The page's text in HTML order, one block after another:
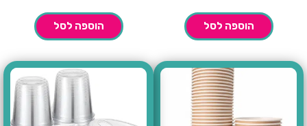
הוספה לסל הוספה לסל